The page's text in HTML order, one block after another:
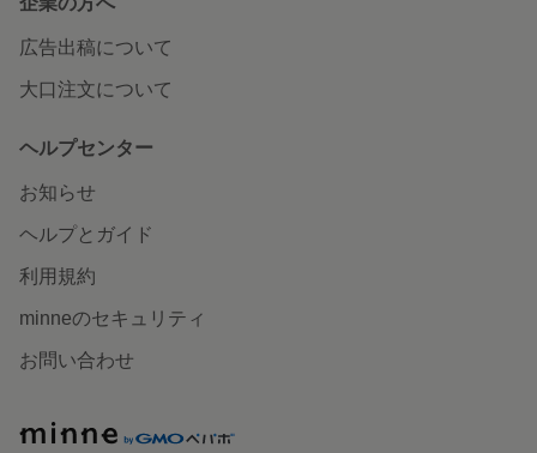
広告出稿について
大口注文について
ヘルプセンター
お知らせ
ヘルプとガイド
利用規約
minneのセキュリティ
お問い合わせ